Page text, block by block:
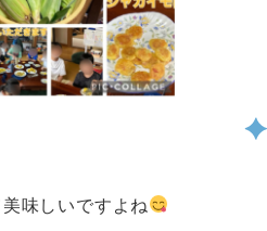
味しいですよね